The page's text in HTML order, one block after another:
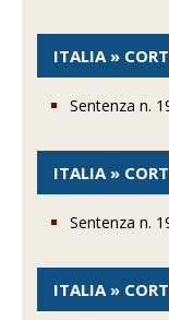
ITALIA »
Sentenza n.
ITALIA »
Sentenza n.
ITALIA »